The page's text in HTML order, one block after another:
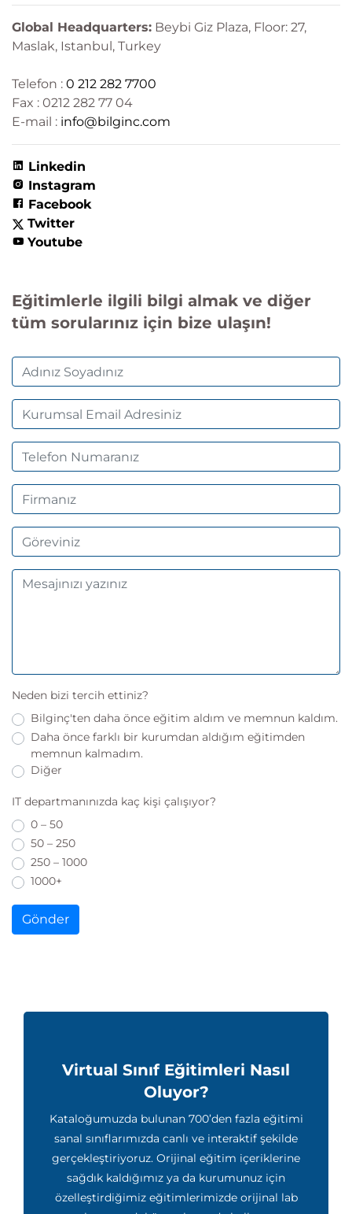
Global Headquarters: Beybi Giz Plaza, Floor: 27,
Maslak, Istanbul, Turkey
Telefon : 0 212 282 7700
Fax : 0212 282 77 04
E-mail : info@bilginc.com
Linkedin
Instagram
Facebook
Twitter
Youtube
Eğitimlerle ilgili bilgi almak ve diğer
tüm sorularınız için bize ulaşın!
Neden bizi tercih ettiniz?
Bilginç'ten daha önce eğitim aldım ve memnun kaldım.
Daha önce farklı bir kurumdan aldığım eğitimden
memnun kalmadım.
Diğer
IT departmanınızda kaç kişi çalışıyor?
0 – 50
50 – 250
250 – 1000
1000+
Gönder
Virtual Sınıf Eğitimleri Nasıl
Oluyor?
Kataloğumuzda bulunan 700’den fazla eğitimi
sanal sınıflarımızda canlı ve interaktif şekilde
gerçekleştiriyoruz. Orijinal eğitim içeriklerine
sağdık kaldığımız ya da kurumunuz için
özelleştirdiğimiz eğitimlerimizde orijinal lab